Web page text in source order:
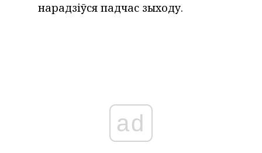
нарадзіўся падчас зыходу.
ad